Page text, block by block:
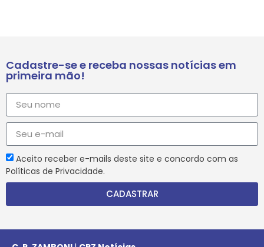
Cadastre-se e receba nossas notícias em
primeira mão!
Aceito receber e-mails deste site e concordo com as
Políticas de Privacidade.
CADASTRAR